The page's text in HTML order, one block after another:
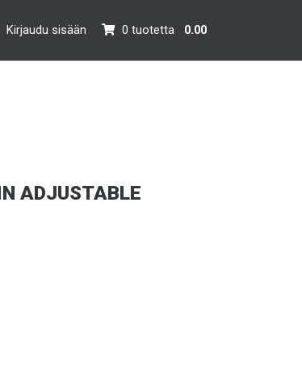
Kirjaudu sisään 0 tuotetta 0.00
ADJUSTABLE